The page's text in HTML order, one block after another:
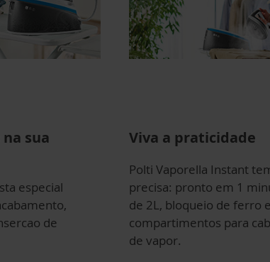
sua
especial
de
Viva a praticidade
Polti Vaporella Instant
precisa: pronto em 1
de 2L, bloqueio de ferro e
compartimentos para
de vapor.